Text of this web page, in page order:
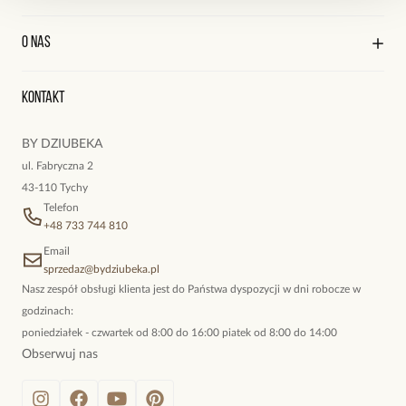
Reklamacje i zwroty
Edycja profilu
O nas
Oryginalne naszyjniki, topowe bransoletki, okazałe kolczyki,
Kontakt
BY DZIUBEKA
ul. Fabryczna 2
43-110 Tychy
Telefon
+48 733 744 810
Email
sprzedaz@bydziubeka.pl
Nasz zespół obsługi klienta jest do Państwa dyspozycji w dni robocze w
godzinach:
poniedziałek - czwartek od 8:00 do 16:00 piatek od 8:00 do 14:00
Obserwuj nas